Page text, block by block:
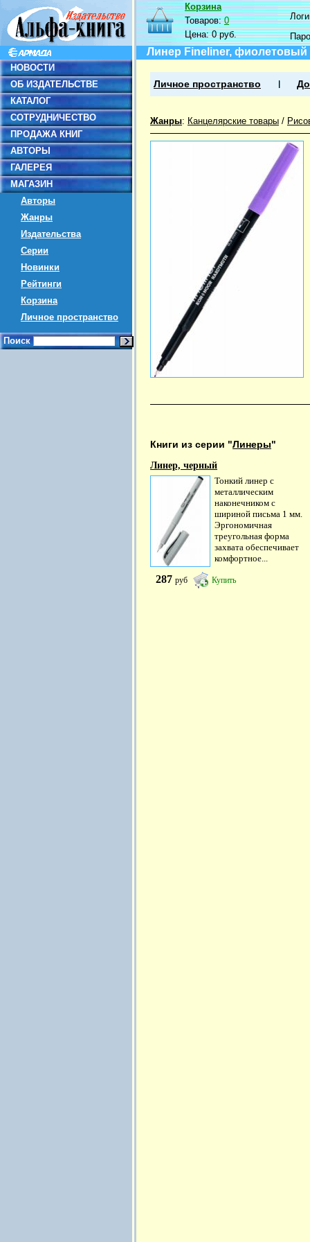
НОВОСТИ
ОБ ИЗДАТЕЛЬСТВЕ
КАТАЛОГ
СОТРУДНИЧЕСТВО
ПРОДАЖА КНИГ
АВТОРЫ
ГАЛЕРЕЯ
МАГАЗИН
Авторы
Жанры
Издательства
Серии
Новинки
Рейтинги
Корзина
Личное пространство
Поиск
Корзина
Товаров:0
Цена:0 руб.
Линер Fineliner,
Личное пространство
Жанры: Канцелярские товары /
Книги из серии "Линеры"
Линер, черный
Тонкий линер с
металлическим
наконечником с
шириной письма 1 мм.
Эргономичная
треугольная форма
захвата обеспечивает
комфортное...
287 руб Купить